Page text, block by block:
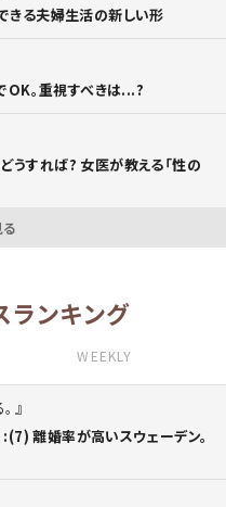
きる夫婦生活の新しい形
OK。重視すべきは...?
うすれば? 女医が教える「性の
ランキング
WEEKLY
離婚率が高いスウェーデン。